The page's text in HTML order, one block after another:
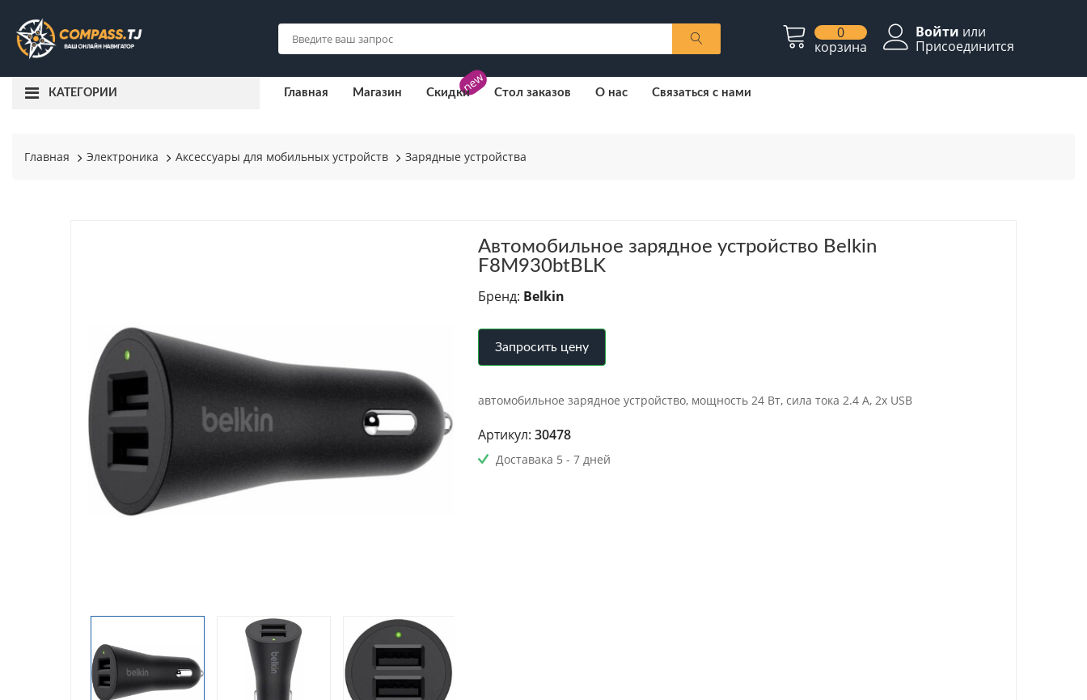
0
корзина
Войти или
Присоединится
КАТЕГОРИИ Главная Магазин new
Скидки Стол заказов О нас Связаться с нами
Главная Электроника Аксессуары для мобильных устройств Зарядные устройства
Автомобильное зарядное устройство Belkin
F8M930btBLK
Бренд: Belkin
Запросить цену
автомобильное зарядное устройство, мощность 24 Вт, сила тока 2.4 A, 2x USB
Артикул: 30478
Доставака 5 - 7 дней